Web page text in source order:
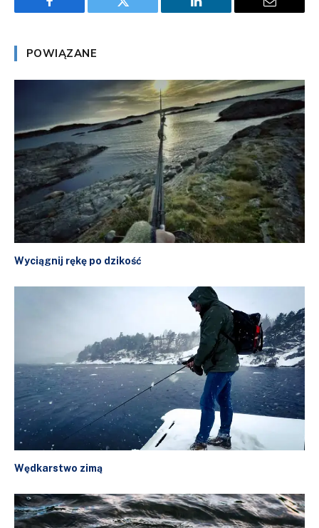
Facebook Twitter LinkedIn Email
POWIĄZANE
Wyciągnij rękę po dzikość
Wędkarstwo zimą